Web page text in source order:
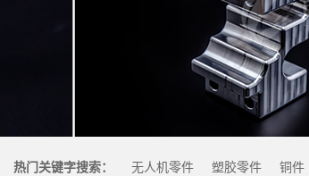
热门关键字搜索： 无人机零件 塑胶零件 铜件